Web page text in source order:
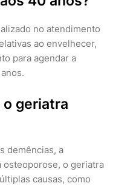
no atendimento
ao envelhecer,
para agendar a
o geriatra
demências, a
o geriatra
causas, como